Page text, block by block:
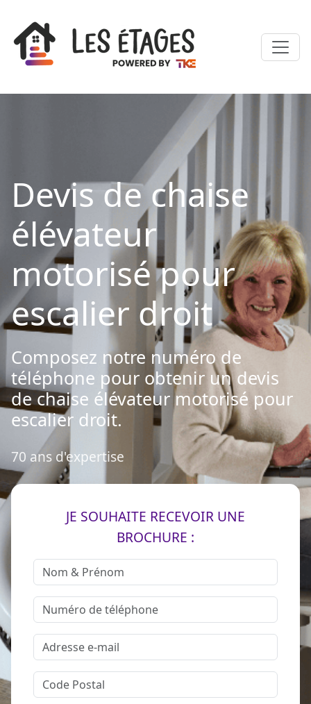
Devis de chaise
élévateur
motorisé pour
escalier droit
Composez notre numéro de
téléphone pour obtenir un devis
de chaise élévateur motorisé pour
escalier droit.
70 ans d'expertise
JE SOUHAITE RECEVOIR UNE
BROCHURE :